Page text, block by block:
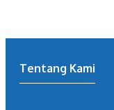
Tentang Kami